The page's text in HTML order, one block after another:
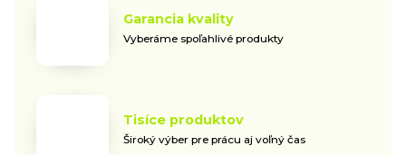
Garancia kvality
Vyberáme spoľahlivé produkty
Tisíce produktov
Široký výber pre prácu aj voľný čas